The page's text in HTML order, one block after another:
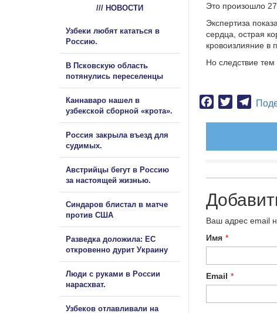
Это произошло 27
Экспертиза
сердца, острая
кровоизлияние в
Но следствие
Facebook
Twitter
Ваш адрес email
Имя *
Email *
/// НОВОСТИ
Узбеки любят кататься в
Россию.
В Псковскую область
потянулись переселенцы
Каннаваро нашел в
узбекской сборной «крота».
Россия закрыла въезд для
судимых.
Австрийцы бегут в Россию
за настоящей жизнью.
Синдаров блистал в матче
против США
Разведка доложила: ЕС
откровенно дурит Украину
Люди с руками в России
нарасхват.
Узбеков отлавливали на